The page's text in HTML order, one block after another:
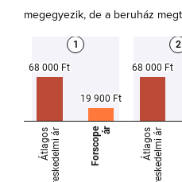
megegyezik, de a beruház